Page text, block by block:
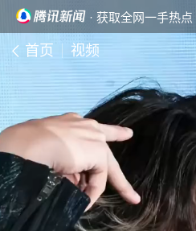
· 获取全网一手热点
首页 视频